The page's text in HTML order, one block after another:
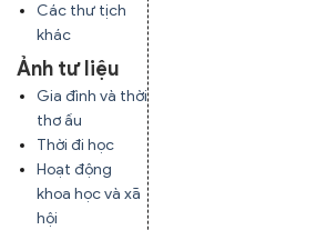
Các thư tịch
khác
Ảnh tư liệu
Gia đình và thời
thơ ấu
Thời đi học
Hoạt động
khoa học và xã
hội